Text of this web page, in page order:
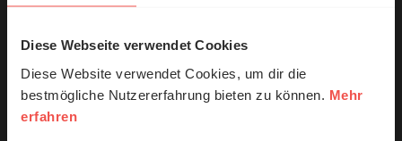
Diese Webseite verwendet Cookies
Diese Website verwendet Cookies, um dir die
bestmögliche Nutzererfahrung bieten zu können. Mehr
erfahren
Die E-Mail-Adresse wird nicht veröffentlicht.
© Ruth Schneider / ERF